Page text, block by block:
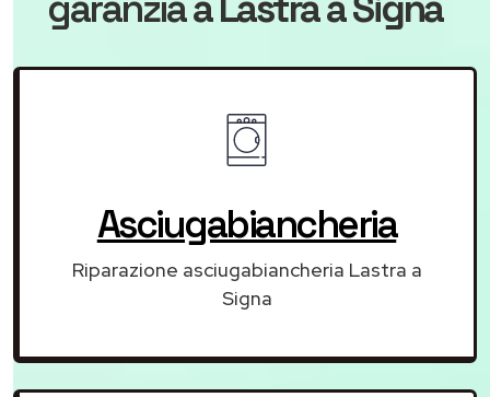
Asciugabiancheria
Riparazione asciugabiancheria Lastra a
Signa